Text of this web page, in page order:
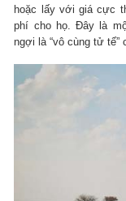
hoặc lấy với giá cực
phí cho họ. Đây là
ngợi là “vô cùng tử tế”